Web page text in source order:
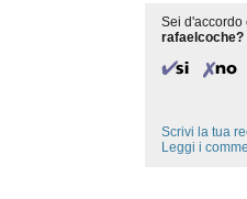
Sei d'accordo
rafaelcoche?
Scrivi la tua
Leggi i